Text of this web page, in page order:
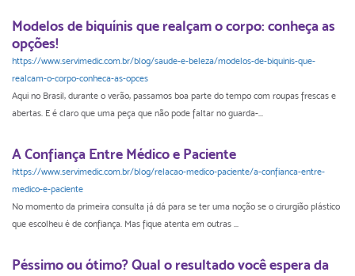
Modelos de biquínis que realçam o corpo: conheça as
opções!
https://www.servimedic.com.br/blog/saude-e-beleza/modelos-de-biquinis-que-
realcam-o-corpo-conheca-as-opces
Aqui no Brasil, durante o verão, passamos boa parte do tempo com roupas frescas e
abertas. E é claro que uma peça que não pode faltar no guarda-...
A Confiança Entre Médico e Paciente
https://www.servimedic.com.br/blog/relacao-medico-paciente/a-confianca-entre-
medico-e-paciente
No momento da primeira consulta já dá para se ter uma noção se o cirurgião plástico
que escolheu é de confiança. Mas fique atenta em outras ...
Péssimo ou ótimo? Qual o resultado você espera da